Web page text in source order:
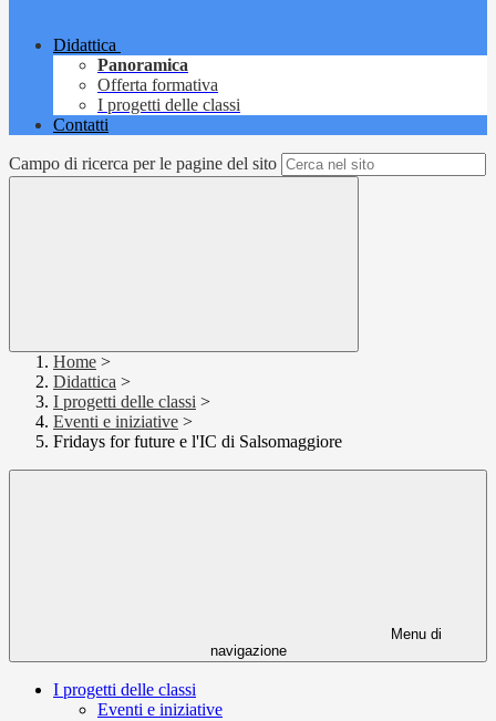
Didattica
Panoramica
Offerta formativa
I progetti delle classi
Contatti
Campo di ricerca per le pagine del sito
Home >
Didattica >
I progetti delle classi >
Eventi e iniziative >
Fridays for future e l'IC di Salsomaggiore
Menu di
navigazione
I progetti delle classi
Eventi e iniziative